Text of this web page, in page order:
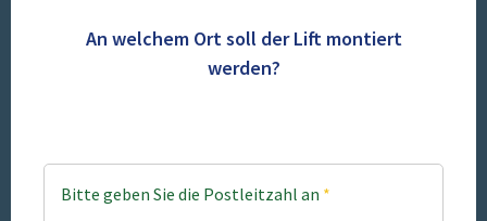
An welchem Ort soll der Lift montiert
werden?
Bitte geben Sie die Postleitzahl an *